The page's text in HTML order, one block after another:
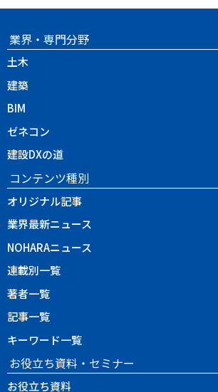
業界・専門分野
土木
建築
BIM
ゼネコン
建設DXの道
コンテンツ種別
オリジナル記事
業界最新ニュース
NOHARAニュース
連載別一覧
著者一覧
記事一覧
キーワード一覧
お役立ち資料・セミナー
お役立ち資料